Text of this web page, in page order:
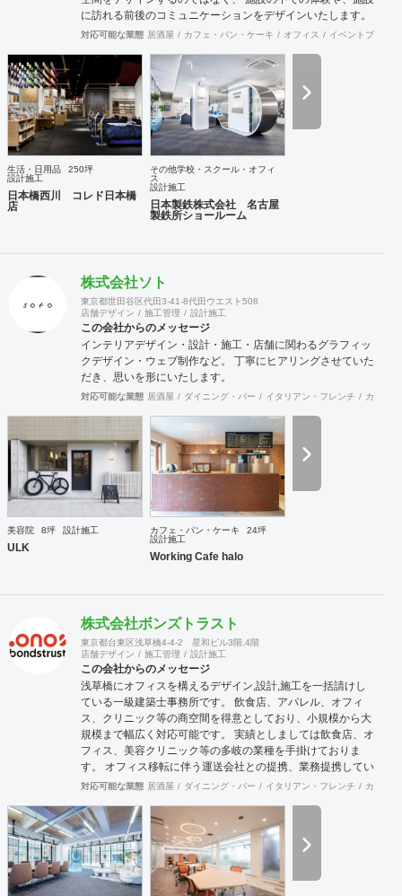
に訪れる前後のコミュニケーションをデザインいたします。
クライアントの課題やエンドユーザーからのニーズに対し 最
す。
対応可能な業態 居酒屋 カフェ・パン・ケーキ オフィス イベントブース
生活・日用品
250坪
設計施工
日本橋西川 コレド日本橋
店
その他学校・スクール・オフィ
ス
設計施工
日本製鉄株式会社 名古屋
製鉄所ショールーム
株式会社ソト
東京都世田谷区代田3-41-8代田ウエスト508
店舗デザイン
施工管理 設計施工
この会社からのメッセージ
インテリアデザイン・設計・施工・店舗に関わるグラフィッ
クデザイン・ウェブ制作など。 丁寧にヒアリングさせていた
だき、思いを形にいたします。
対応可能な業態 居酒屋 ダイニング・バー イタリアン・フレンチ カフェ
美容院 8坪 設計施工
ULK
カフェ・パン・ケーキ
24坪
設計施工
Working Cafe halo
株式会社ボンズトラスト
東京都台東区浅草橋4-4-2 星和ビル3階,4階
店舗デザイン
施工管理 設計施工
この会社からのメッセージ
浅草橋にオフィスを構えるデザイン,設計,施工を一括請けし
ている一級建築士事務所です。 飲食店、アパレル、オフィ
ス、クリニック等の商空間を得意としており、小規模から大
規模まで幅広く対応可能です。 実績としましては飲食店、オ
フィス、美容クリニック等の多岐の業種を手掛けておりま
す。 オフィス移転に伴う運送会社との提携、業務提携してい
る看板工場もあり、自社制作で看板等の制作も可能です。 弊
す。 どうぞ宜しくお願い致します。
対応可能な業態 居酒屋 ダイニング・バー イタリアン・フレンチ カフェ